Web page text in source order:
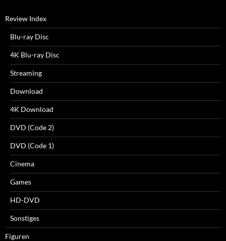
Review Index
Blu-ray Disc
4K Blu-ray Disc
Streaming
Download
4K Download
DVD (Code 2)
DVD (Code 1)
Cinema
Games
HD-DVD
Sonstiges
Figuren